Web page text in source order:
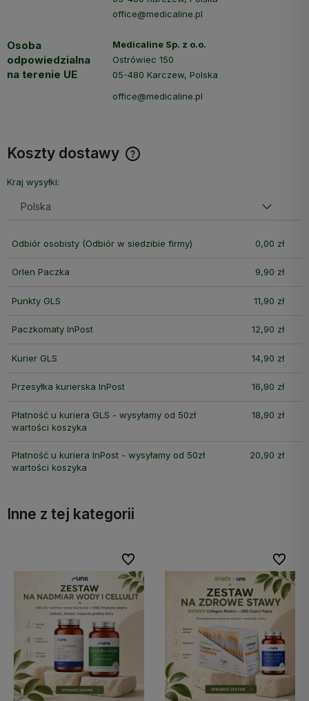
office@medicaline.pl
Osoba
odpowiedzialna
na terenie UE
Medicaline Sp. z o.o.
Ostrówiec 150
05-480 Karczew, Polska
office@medicaline.pl
Koszty dostawy
Kraj wysyłki:
Odbiór osobisty(Odbiór w siedzibie firmy) 0,00 zł
Orlen Paczka 9,90 zł
Punkty GLS 11,90 zł
Paczkomaty InPost 12,90 zł
Kurier GLS 14,90 zł
Przesyłka kurierska InPost 16,90 zł
Płatność u kuriera GLS - wysyłamy od 50zł
wartości koszyka
18,90 zł
Płatność u kuriera InPost - wysyłamy od 50zł
wartości koszyka
20,90 zł
Inne z tej kategorii
Do ulubionych
Do ulubionych Do
Do